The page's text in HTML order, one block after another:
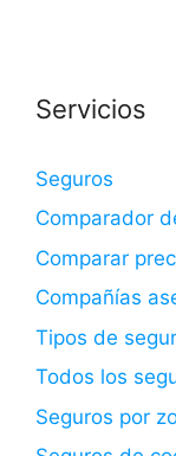
Servicios
Seguros
Comparador
Comparar
Compañías
Tipos de
Todos los
Seguros por